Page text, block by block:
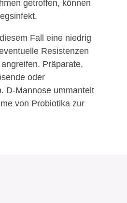
getroffen, können
Fall eine niedrig
Resistenzen
Präparate,
oder
D-Mannose ummantelt
von Probiotika zur